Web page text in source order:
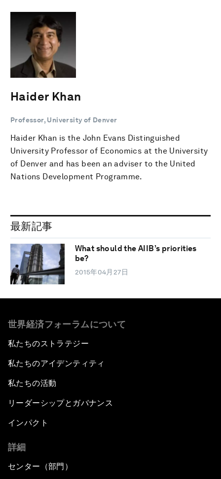
Haider Khan
Professor, University of Denver
Haider Khan is the John Evans Distinguished
University Professor of Economics at the University
of Denver and has been an adviser to the United
Nations Development Programme.
最新記事
What should the AIIB’s priorities
be?
2015年04月27日
世界経済フォーラムについて
私たちのストラテジー
私たちのアイデンティティ
私たちの活動
リーダーシップとガバナンス
インパクト
詳細
センター（部門）